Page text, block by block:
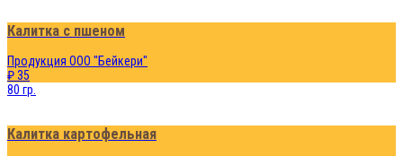
Калитка с пшеном
Продукция ООО "Бейкери"
₽ 35
80 гр.
Калитка картофельная